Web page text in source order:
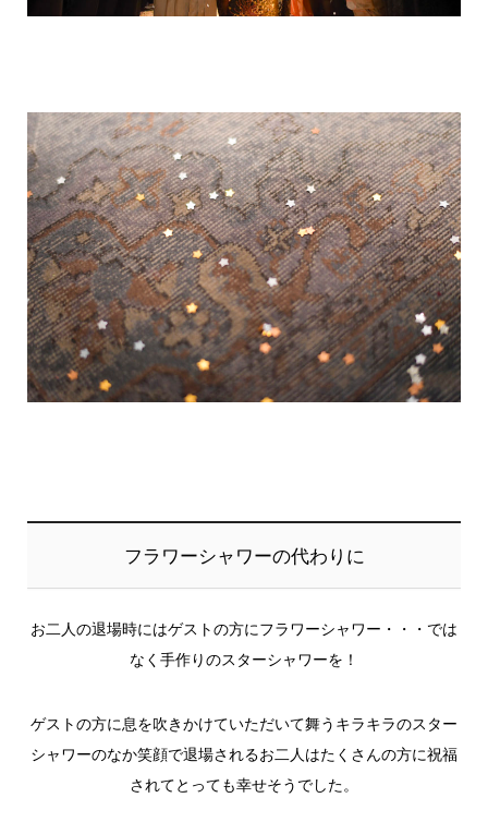
フラワーシャワーの代わりに
お二人の退場時にはゲストの方にフラワーシャワー・・・では
なく手作りのスターシャワーを！
ゲストの方に息を吹きかけていただいて舞うキラキラのスター
シャワーのなか笑顔で退場されるお二人はたくさんの方に祝福
されてとっても幸せそうでした。